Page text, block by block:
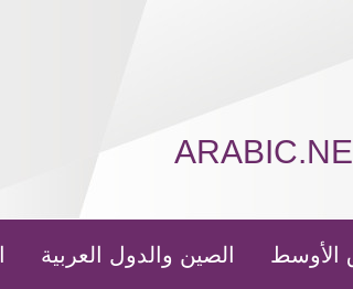
الأوسط الصين والدول العربية